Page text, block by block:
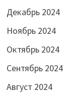
Декабрь 2024
Ноябрь 2024
Октябрь 2024
Сентябрь 2024
Август 2024